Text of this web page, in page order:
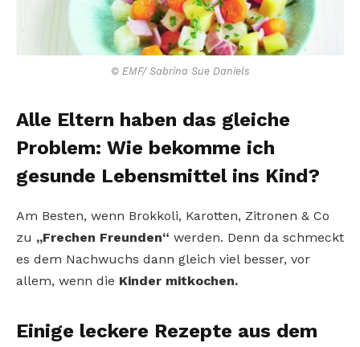
© EMF/ Sabrina Sue Daniels
Alle Eltern haben das gleiche
Problem: Wie bekomme ich
gesunde Lebensmittel ins Kind?
Am Besten, wenn Brokkoli, Karotten, Zitronen & Co
zu „Frechen Freunden“ werden. Denn da schmeckt
es dem Nachwuchs dann gleich viel besser, vor
allem, wenn die Kinder mitkochen.
Einige leckere Rezepte aus dem